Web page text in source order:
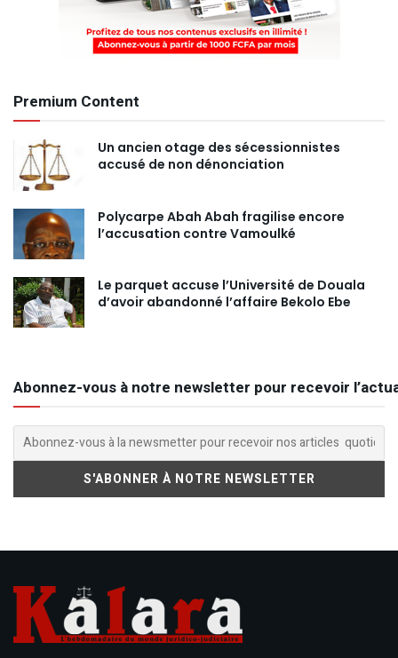
Premium Content
Un ancien otage des sécessionnistes
accusé de non dénonciation
Polycarpe Abah Abah fragilise encore
l’accusation contre Vamoulké
Le parquet accuse l’Université de Douala
d’avoir abandonné l’affaire Bekolo Ebe
Abonnez-vous à notre newsletter pour recevoir